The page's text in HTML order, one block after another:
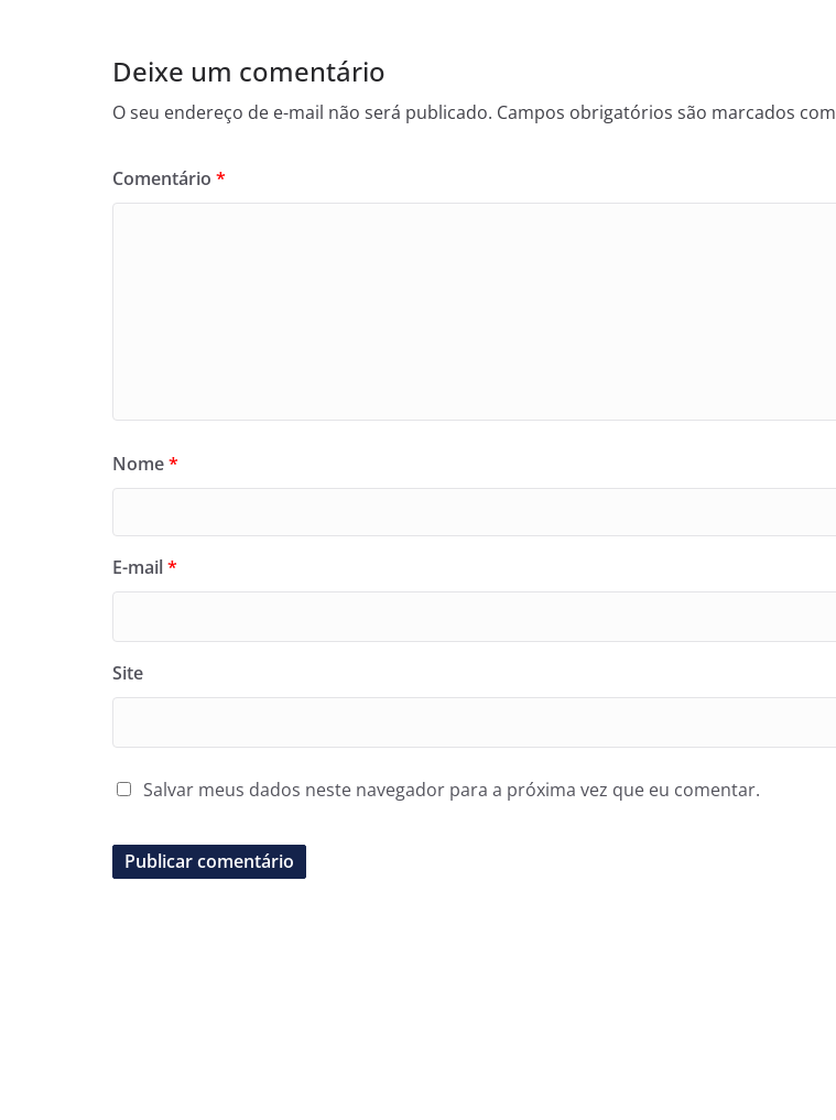
Deixe um comentário
O seu endereço de e-mail não será publicado. Campos obrigatórios são marcados com
Comentário *
Nome*
E-mail*
Site
Salvar meus dados neste navegador para a próxima vez que eu comentar.